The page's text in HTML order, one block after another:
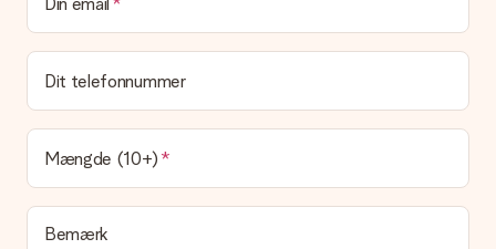
Det er ikke muligt at vælge en bestemt leveringsdato.
Hvad er leveringstiden, og hvornår modtager jeg min
gave?
Leveringstiden findes på gavens produktside. Du kan stole på,
at vores postfirma leverer din gave på denne dag.
Hvilke leveringsmuligheder kan jeg vælge?
I øjeblikket er det ikke (endnu) muligt at vælge en
leveringsindstilling. Den gave, du vil bestille, sendes enten som
en pakke eller som postkasse levering. Vil du gerne vide
hvilken måde din ordre sendes på? Kontakt venligst vores
Dit telefonnummer
Mængde (10+)
Bemærk